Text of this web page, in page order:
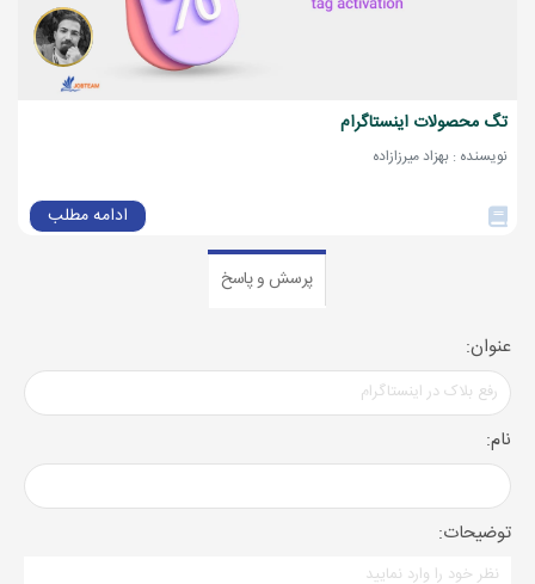
تگ محصولات اینستاگرام
نویسنده : بهزاد میرزازاده
ادامه مطلب
پرسش و پاسخ
عنوان:
نام:
توضیحات: